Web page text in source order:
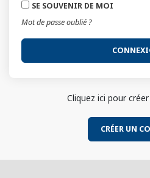
SE SOUVENIR DE MOI
Mot de passe oublié ?
Cliquez ici pour
CRÉER UN